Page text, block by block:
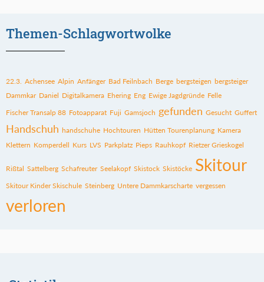
Themen-Schlagwortwolke
22.3. Achensee Alpin Anfänger Bad Feilnbach Berge bergsteigen bergsteiger
Dammkar Daniel Digitalkamera Ehering Eng Ewige Jagdgründe Felle
Fischer Transalp 88 Fotoapparat Fuji Gamsjoch gefunden Gesucht Guffert
Handschuh handschuhe Hochtouren Hütten Tourenplanung Kamera
Klettern Komperdell Kurs LVS Parkplatz Pieps Rauhkopf Rietzer Grieskogel
Rißtal Sattelberg Schafreuter Seelakopf Skistock Skistöcke Skitour
Skitour Kinder Skischule Steinberg Untere Dammkarscharte vergessen
verloren